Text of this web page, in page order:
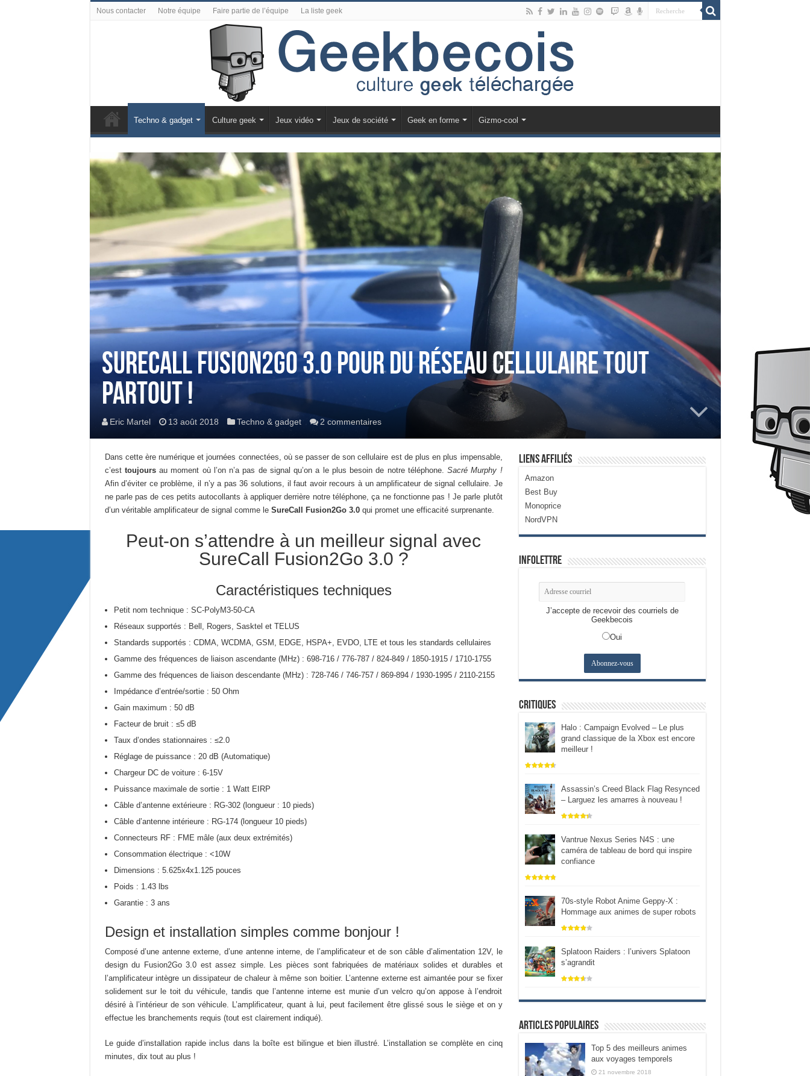
Nous contacter Notre équipe Faire partie de l’équipe La liste geek
Techno & gadget Culture geek Jeux vidéo Jeux de société Geek en forme Gizmo-cool
SureCall Fusion2Go 3.0 pour du réseau cellulaire tout
partout !
Eric Martel 13 août 2018 Techno & gadget 2 commentaires
Dans cette ère numérique et journées connectées, où se passer de son cellulaire est de plus en plus impensable,
c’est toujoursau moment où l’on n’a pas de signal qu’on a le plus besoin de notre téléphone. Sacré Murphy !
Afin d’éviter ce problème, il n’y a pas 36 solutions, il faut avoir recours à un amplificateur de signal cellulaire. Je
ne parle pas de ces petits autocollants à appliquer derrière notre téléphone, ça ne fonctionne pas ! Je parle plutôt
d’un véritable amplificateur de signal comme le SureCall Fusion2Go 3.0qui promet une efficacité surprenante.
Peut-on s’attendre à un meilleur signal avec
SureCall Fusion2Go 3.0 ?
Caractéristiques techniques
Petit nom technique : SC-PolyM3-50-CA
Réseaux supportés : Bell, Rogers, Sasktel et TELUS
Standards supportés : CDMA, WCDMA, GSM, EDGE, HSPA+, EVDO, LTE et tous les standards cellulaires
Gamme des fréquences de liaison ascendante (MHz) : 698-716 / 776-787 / 824-849 / 1850-1915 / 1710-1755
Gamme des fréquences de liaison descendante (MHz) : 728-746 / 746-757 / 869-894 / 1930-1995 / 2110-2155
Impédance d’entrée/sortie : 50 Ohm
Gain maximum : 50 dB
Facteur de bruit : ≤5 dB
Taux d’ondes stationnaires : ≤2.0
Réglage de puissance : 20 dB (Automatique)
Chargeur DC de voiture : 6-15V
Puissance maximale de sortie : 1 Watt EIRP
Câble d’antenne extérieure : RG-302 (longueur : 10 pieds)
Câble d’antenne intérieure : RG-174 (longueur 10 pieds)
Connecteurs RF : FME mâle (aux deux extrémités)
Consommation électrique : <10W
Dimensions : 5.625x4x1.125 pouces
Poids : 1.43 lbs
Garantie : 3 ans
Design et installation simples comme bonjour !
Composé d’une antenne externe, d’une antenne interne, de l’amplificateur et de son câble d’alimentation 12V, le
design du Fusion2Go 3.0 est assez simple. Les pièces sont fabriquées de matériaux solides et durables et
l’amplificateur intègre un dissipateur de chaleur à même son boitier. L’antenne externe est aimantée pour se fixer
solidement sur le toit du véhicule, tandis que l’antenne interne est munie d’un velcro qu’on appose à l’endroit
désiré à l’intérieur de son véhicule. L’amplificateur, quant à lui, peut facilement être glissé sous le siège et on y
effectue les branchements requis (tout est clairement indiqué).
Le guide d’installation rapide inclus dans la boîte est bilingue et bien illustré. L’installation se complète en cinq
minutes, dix tout au plus !
Liens Affiliés
Amazon
Best Buy
Monoprice
NordVPN
Infolettre
J’accepte de recevoir des courriels de
Geekbecois
Oui
Critiques
Halo : Campaign Evolved – Le plus
grand classique de la Xbox est encore
meilleur !
Assassin’s Creed Black Flag Resynced
– Larguez les amarres à nouveau !
Vantrue Nexus Series N4S : une
caméra de tableau de bord qui inspire
confiance
70s-style Robot Anime Geppy-X :
Hommage aux animes de super robots
Splatoon Raiders : l’univers Splatoon
s’agrandit
Articles populaires
Top 5 des meilleurs animes
aux voyages temporels
21 novembre 2018